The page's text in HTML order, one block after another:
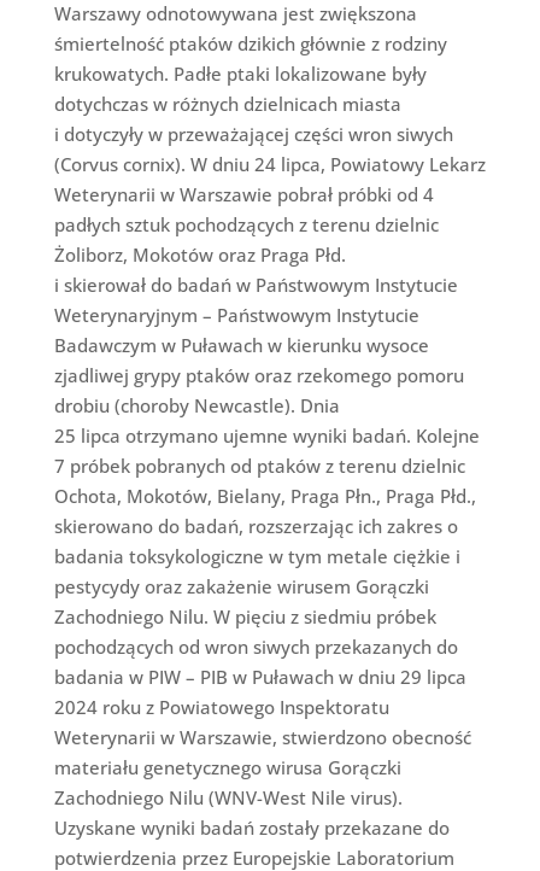
Warszawy odnotowywana jest zwiększona
śmiertelność ptaków dzikich głównie z rodziny
krukowatych. Padłe ptaki lokalizowane były
dotychczas w różnych dzielnicach miasta
i dotyczyły w przeważającej części wron siwych
(Corvus cornix). W dniu 24 lipca, Powiatowy Lekarz
Weterynarii w Warszawie pobrał próbki od 4
padłych sztuk pochodzących z terenu dzielnic
Żoliborz, Mokotów oraz Praga Płd.
i skierował do badań w Państwowym Instytucie
Weterynaryjnym – Państwowym Instytucie
Badawczym w Puławach w kierunku wysoce
zjadliwej grypy ptaków oraz rzekomego pomoru
drobiu (choroby Newcastle). Dnia
25 lipca otrzymano ujemne wyniki badań. Kolejne
7 próbek pobranych od ptaków z terenu dzielnic
Ochota, Mokotów, Bielany, Praga Płn., Praga Płd.,
skierowano do badań, rozszerzając ich zakres o
badania toksykologiczne w tym metale ciężkie i
pestycydy oraz zakażenie wirusem Gorączki
Zachodniego Nilu. W pięciu z siedmiu próbek
pochodzących od wron siwych przekazanych do
badania w PIW – PIB w Puławach w dniu 29 lipca
2024 roku z Powiatowego Inspektoratu
Weterynarii w Warszawie, stwierdzono obecność
materiału genetycznego wirusa Gorączki
Zachodniego Nilu (WNV-West Nile virus).
Uzyskane wyniki badań zostały przekazane do
potwierdzenia przez Europejskie Laboratorium